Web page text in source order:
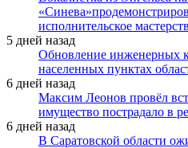
исполнительское
5 дней назад
Обновление инженерных
населенных пунктах
6 дней назад
Максим Леонов провёл
имущество пострадало в
6 дней назад
В Саратовской области